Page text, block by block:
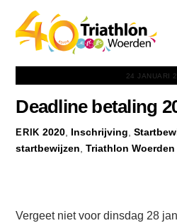
content
24 JANUARI
Deadline betaling
ERIK 2020, Inschrijving,
startbewijzen,Triathlon Woerden
Vergeet niet voor dinsdag 28